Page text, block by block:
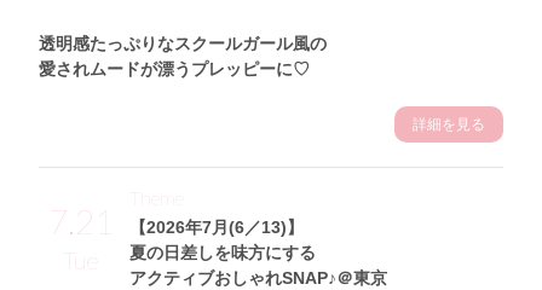
透明感たっぷりなスクールガール風の
愛されムードが漂うプレッピーに♡
詳細を見る
7.21
Tue
【2026年7月(6／13)】
夏の日差しを味方にする
アクティブおしゃれSNAP♪＠東京
Theme